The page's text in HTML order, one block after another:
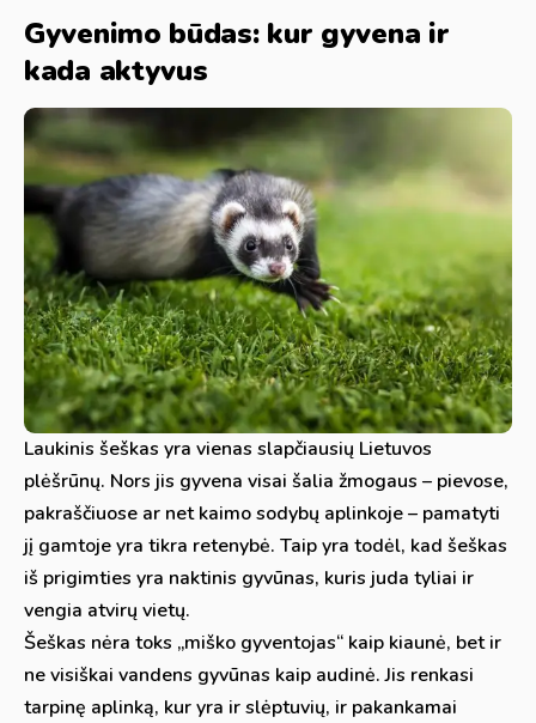
Gyvenimo būdas: kur gyvena ir
kada aktyvus
Laukinis šeškas yra vienas slapčiausių Lietuvos
plėšrūnų. Nors jis gyvena visai šalia žmogaus – pievose,
pakraščiuose ar net kaimo sodybų aplinkoje – pamatyti
jį gamtoje yra tikra retenybė. Taip yra todėl, kad šeškas
iš prigimties yra naktinis gyvūnas, kuris juda tyliai ir
vengia atvirų vietų.
Šeškas nėra toks „miško gyventojas“ kaip kiaunė, bet ir
ne visiškai vandens gyvūnas kaip audinė. Jis renkasi
tarpinę aplinką, kur yra ir slėptuvių, ir pakankamai